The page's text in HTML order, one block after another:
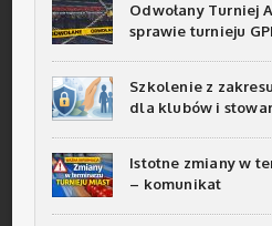
Odwołany Turniej
sprawie turnieju
Szkolenie z
dla klubów i
Istotne zmiany w
– komunikat